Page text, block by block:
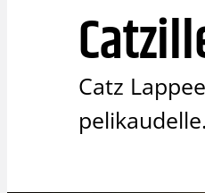
Catz
pelikaudelle.